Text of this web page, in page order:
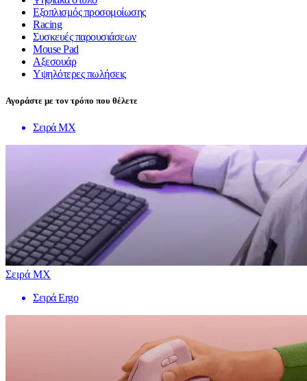
Εξοπλισμός προσομοίωσης
Racing
Συσκευές παρουσιάσεων
Mouse Pad
Αξεσουάρ
Υψηλότερες πωλήσεις
Αγοράστε με τον τρόπο που θέλετε
Σειρά MX
Σειρά MX
Σειρά Ergo